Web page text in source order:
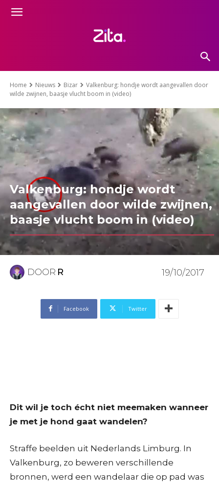
Home Nieuws Bizar
Valkenburg: hondje wordt aangevallen door
wilde zwijnen, baasje vlucht boom in (video)
Valkenburg: hondje wordt
aangevallen door wilde zwijnen,
baasje vlucht boom in (video)
DOOR R 19/10/2017
Facebook Twitter
Dit wil je toch écht niet meemaken wanneer
je met je hond gaat wandelen?
Straffe beelden uit Nederlands Limburg. In
Valkenburg, zo beweren verschillende
bronnen, werd een wandelaar die op pad was